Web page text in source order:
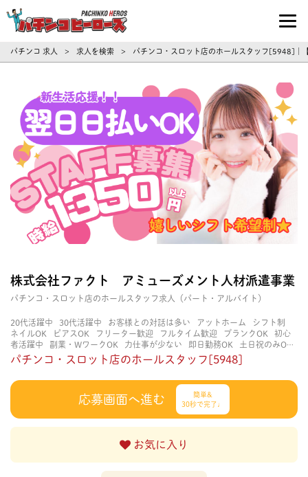
パチンコ求人・転職ならパチンコヒーロ
パチンコ 求人 > 求人を検索 > パチンコ・スロット店のホールスタッフ[5948]
株式会社ファクト アミューズメント人材派遣事業
パチンコ・スロット店のホールスタッフ求人（パート・アルバイト）
20代活躍中 30代活躍中 お客様との対話は多い アットホーム
シフト制
ネイルOK
ピアスOK フリーター歓迎 フルタイム歓迎 ブランクOK
初心
者活躍中
副業・WワークOK 力仕事が少ない 即日勤務OK
土日祝のみOK
学歴不問
服装自由 未経験・初心者OK 決められた時間できっちり
経験不要
立ち仕事 経験者・有資格者歓迎 自分の都合に合わせやすい
自由
パチンコ・スロット店のホールスタッフ[5948]
応募画面へ進む
簡単&
30秒で完了♩
お気に入り